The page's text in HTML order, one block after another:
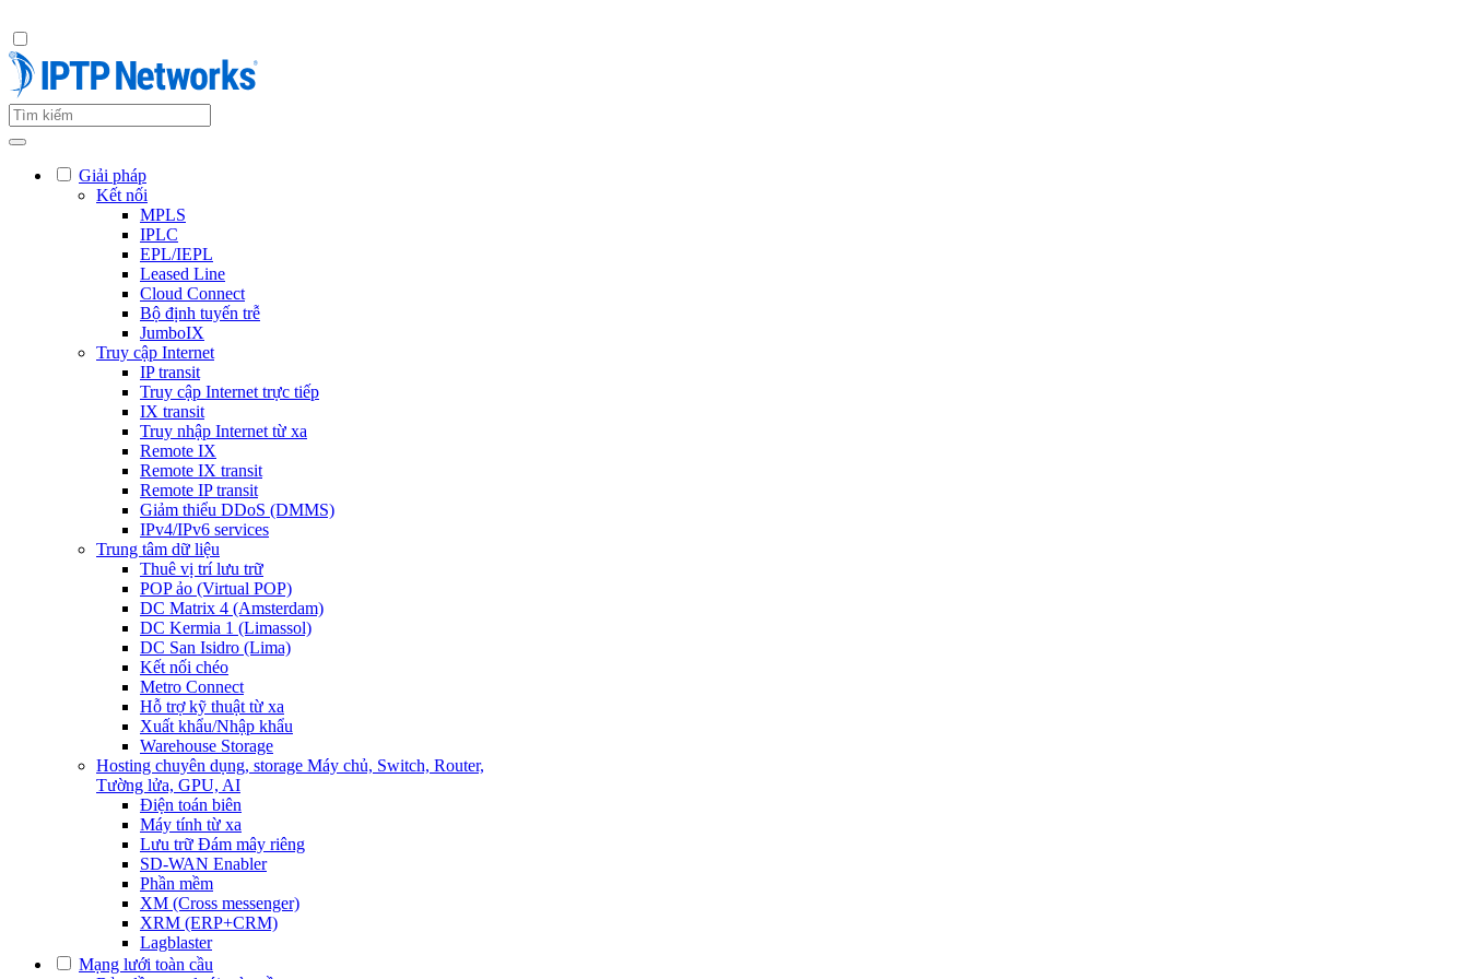
Giải pháp
Kết nối
MPLS
IPLC
EPL/IEPL
Leased Line
Cloud Connect
Bộ định tuyến trễ
JumboIX
Truy cập Internet
IP transit
Truy cập Internet trực tiếp
IX transit
Truy nhập Internet từ xa
Remote IX
Remote IX transit
Remote IP transit
Giảm thiểu DDoS (DMMS)
IPv4/IPv6 services
Trung tâm dữ liệu
Thuê vị trí lưu trữ
POP ảo (Virtual POP)
DC Matrix 4 (Amsterdam)
DC Kermia 1 (Limassol)
DC San Isidro (Lima)
Kết nối chéo
Metro Connect
Hỗ trợ kỹ thuật từ xa
Xuất khẩu/Nhập khẩu
Warehouse Storage
Hosting chuyên dụng, storage Máy chủ, Switch, Router,
Tường lửa, GPU, AI
Điện toán biên
Máy tính từ xa
Lưu trữ Đám mây riêng
SD-WAN Enabler
Phần mềm
XM (Cross messenger)
XRM (ERP+CRM)
Lagblaster
Mạng lưới toàn cầu